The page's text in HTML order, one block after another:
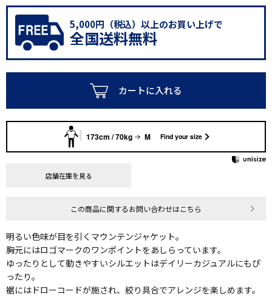
5,000円（税込）以上のお買い上げで
全国送料無料
カートに入れる
173cm / 70kg M Find your size
店舗在庫を見る
この商品に関するお問い合わせはこちら
明るい色味が目を引くマウンテンジャケット。
胸元にはロゴマークのワンポイントをあしらっています。
ゆったりとして動きやすいシルエットはデイリーカジュアルにもぴ
ったり。
裾にはドローコードが施され、絞り具合でアレンジを楽しめます。